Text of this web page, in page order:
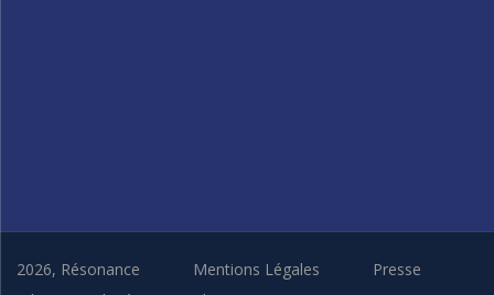
2026, Résonance Mentions Légales
Presse